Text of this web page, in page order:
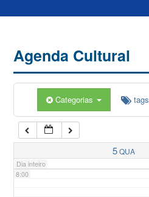
Agenda Cultural
Categorias tags
5QUA
Dia inteiro
5:00
7:00
8:00